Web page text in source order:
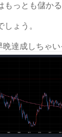
もっとも儲か
ょう。
達成しちゃい